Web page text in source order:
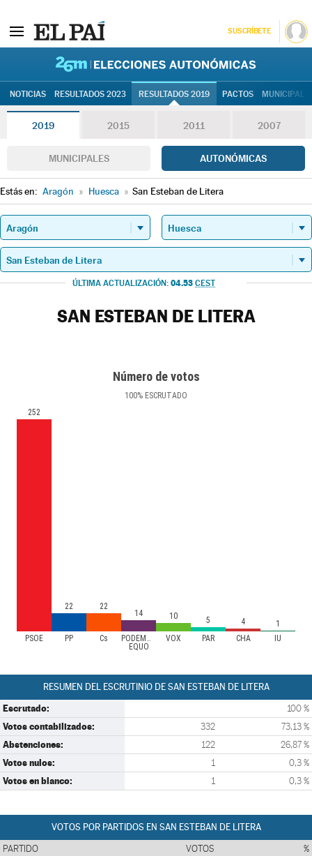
SUSCRÍBETE
NOTICIAS RESULTADOS 2023 RESULTADOS 2019 PACTOS
2019 2015 2011 2007
MUNICIPALES AUTONÓMICAS
Estás en: Aragón » Huesca » San Esteban de Litera
ÚLTIMA ACTUALIZACIÓN: 04.53 CEST
SAN ESTEBAN DE LITERA
Número de votos
100% ESCRUTADO
PSOE PP Cs
PODEMOS-
EQUO
VOX PAR CHA IU
252
22 22
14 10 5 4 1
RESUMEN DEL ESCRUTINIO DE SAN ESTEBAN DE LITERA
Escrutado: 100 %
Votos contabilizados: 332 73,13 %
Abstenciones: 122 26,87 %
Votos nulos: 1 0,3 %
Votos en blanco: 1 0,3 %
VOTOS POR PARTIDOS EN SAN ESTEBAN DE LITERA
PARTIDO VOTOS %